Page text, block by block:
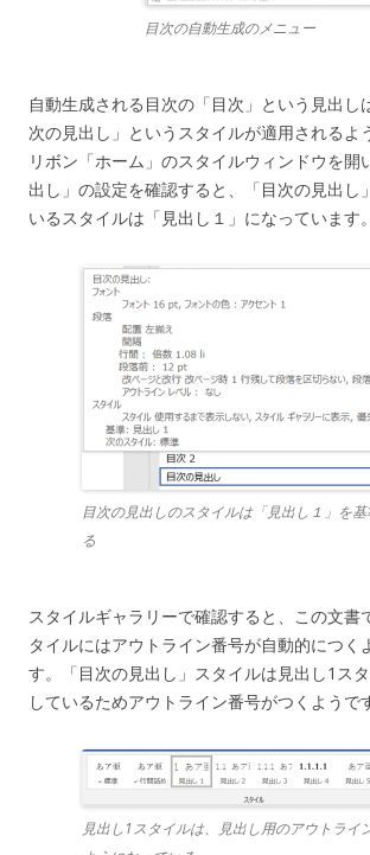
目次の自動生成のメニュー
自動生成される目次の「目次」という見出し
次の見出し」というスタイルが適用されるよ
リボン「ホーム」のスタイルウィンドウを開
出し」の設定を確認すると、「目次の見出し
いるスタイルは「見出し１」になっています。
目次の見出しのスタイルは「見出し１」を
る
スタイルギャラリーで確認すると、この文書
タイルにはアウトライン番号が自動的につく
す。「目次の見出し」スタイルは見出し1ス
しているためアウトライン番号がつくようで
見出し1スタイルは、見出し用のアウトライ